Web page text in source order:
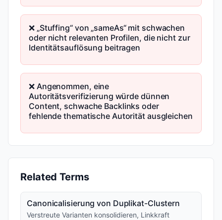
❌ „Stuffing“ von „sameAs“ mit schwachen
oder nicht relevanten Profilen, die nicht zur
Identitätsauflösung beitragen
❌ Angenommen, eine
Autoritätsverifizierung würde dünnen
Content, schwache Backlinks oder
fehlende thematische Autorität ausgleichen
Related Terms
Canonicalisierung von Duplikat-Clustern
Verstreute Varianten konsolidieren, Linkkraft